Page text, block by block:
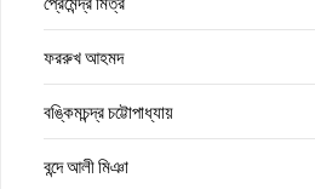
ফররুখ আহমদ
বঙ্কিমচন্দ্র চট্টোপাধ্যায়
বন্দে আলী মিঞা